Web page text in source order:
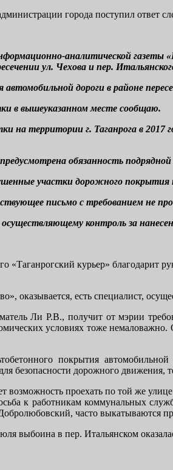
города поступил ответ
аналитической газеты
ул. Чехова и пер.
дороги в районе
в вышеуказанном месте сообщаю.
на территории г. Таганрога в
обязанность
участки дорожного
письмо с требованием не
контроль за
«Таганрогский курьер»
оказывается, есть специалист,
Ли Р.В., получит от мэрии
условиях тоже
покрытия
безопасности дорожного движения,
возможность проехать по той же
к работникам коммунальных
часто выкатываются
выбоина в пер. Итальянском